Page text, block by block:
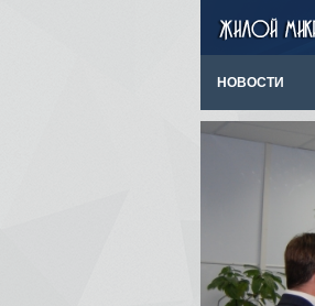
НОВОСТИ